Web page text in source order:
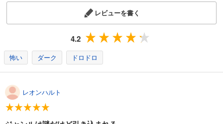
血の轍 16
完結
レビューを書く
4.2
怖い ダーク ドロドロ
レオンハルト